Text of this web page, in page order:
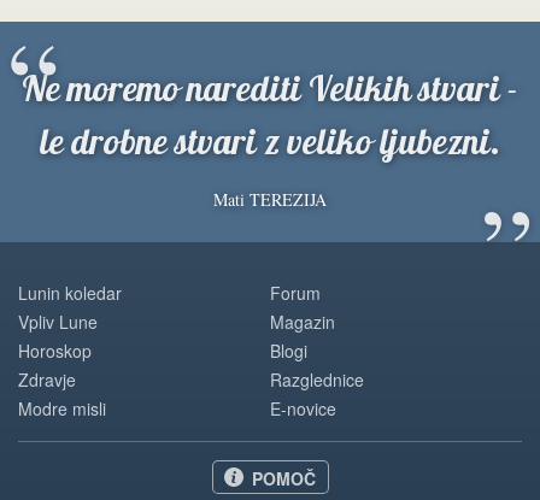
Ne moremo narediti Velikih stvari -
le drobne stvari z veliko ljubezni.
Mati TEREZIJA ”
“
Lunin koledar
Vpliv Lune
Horoskop
Zdravje
Modre misli
Forum
Magazin
Blogi
Razglednice
E-novice
POMOČ